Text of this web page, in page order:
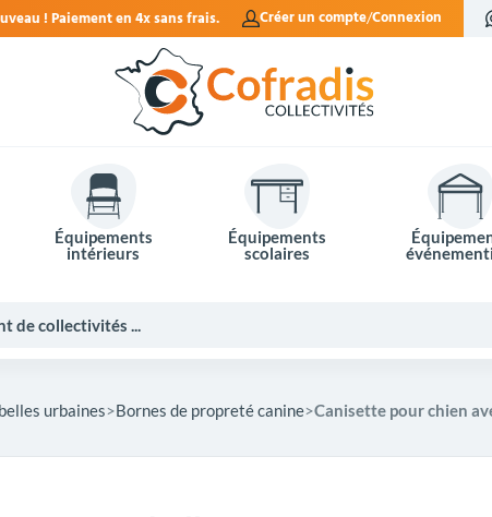
Créer un compte Connexion
Équipements
intérieurs
Équipements
scolaires
urbaines Bornes de propreté canine Canisette pour chien